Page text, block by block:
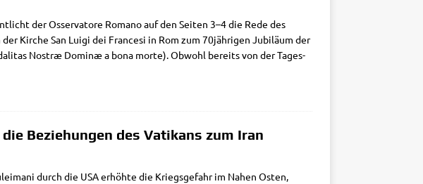
der Osser­va­to­re Roma­no auf den Sei­ten 3–4 die Rede des
Kir­che San Lui­gi dei Fran­ce­si in Rom zum 70jährigen Jubi­lä­um der
Nostræ Dominæ a bona mor­te). Obwohl bereits von der Tages­
Beziehungen des Vatikans zum Iran
durch die USA erhöh­te die Kriegs­ge­fahr im Nahen Osten,